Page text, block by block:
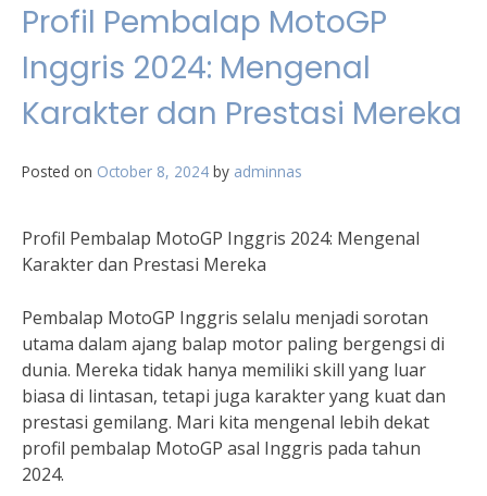
Profil Pembalap MotoGP
Inggris 2024: Mengenal
Karakter dan Prestasi Mereka
Posted on October 8, 2024 by adminnas
Profil Pembalap MotoGP Inggris 2024: Mengenal
Karakter dan Prestasi Mereka
Pembalap MotoGP Inggris selalu menjadi sorotan
utama dalam ajang balap motor paling bergengsi di
dunia. Mereka tidak hanya memiliki skill yang luar
biasa di lintasan, tetapi juga karakter yang kuat dan
prestasi gemilang. Mari kita mengenal lebih dekat
profil pembalap MotoGP asal Inggris pada tahun
2024.